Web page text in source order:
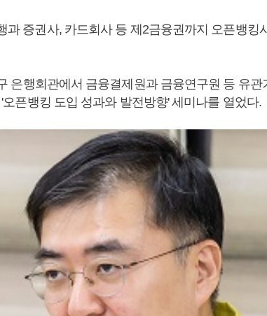
과 증권사, 카드회사 등 제2금융권까지 오픈뱅킹
은행회관에서 금융결제원과 금융연구원 등 유관
픈뱅킹 도입 성과와 발전방향' 세미나를 열었다.